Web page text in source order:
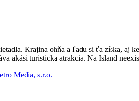
Krajina ohňa a ľadu si ťa získa, aj
akási turistická atrakcia. Na Island
Media, s.r.o.